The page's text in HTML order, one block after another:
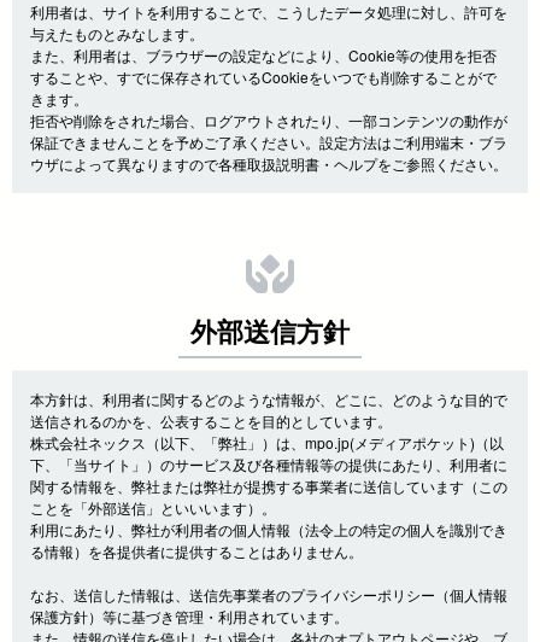
利用者は、サイトを利用することで、こうしたデータ処理に対し、許可を
与えたものとみなします。
また、利用者は、ブラウザーの設定などにより、Cookie等の使用を拒否
することや、すでに保存されているCookieをいつでも削除することがで
きます。
拒否や削除をされた場合、ログアウトされたり、一部コンテンツの動作が
保証できませんことを予めご了承ください。設定方法はご利用端末・ブラ
ウザによって異なりますので各種取扱説明書・ヘルプをご参照ください。
外部送信方針
本方針は、利用者に関するどのような情報が、どこに、どのような目的で
送信されるのかを、公表することを目的としています。
株式会社ネックス（以下、「弊社」）は、mpo.jp(メディアポケット)（以
下、「当サイト」）のサービス及び各種情報等の提供にあたり、利用者に
関する情報を、弊社または弊社が提携する事業者に送信しています（この
ことを「外部送信」といいいます）。
利用にあたり、弊社が利用者の個人情報（法令上の特定の個人を識別でき
る情報）を各提供者に提供することはありません。
なお、送信した情報は、送信先事業者のプライバシーポリシー（個人情報
保護方針）等に基づき管理・利用されています。
また、情報の送信を停止したい場合は、各社のオプトアウトページや、ブ